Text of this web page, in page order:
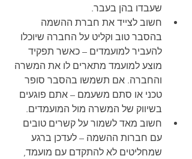
שעבדו בהן בעבר.
חשוב לצייד את חברת ההשמה
בהסבר טוב וקליט על החברה שיוכלו
להעביר למועמדים – כאשר תפקיד
מוצע למועמד מתארים לו את המשרה
והחברה. אם תשמשו בהסבר סופר
טכני או סתם משעמם – אתם פוגעים
בשיווק של המשרה מול המועמדים.
חשוב מאד לשמור על קשרים טובים
עם חברות ההשמה – לעדכן ברגע
שמחליטים לא להתקדם עם מועמד,